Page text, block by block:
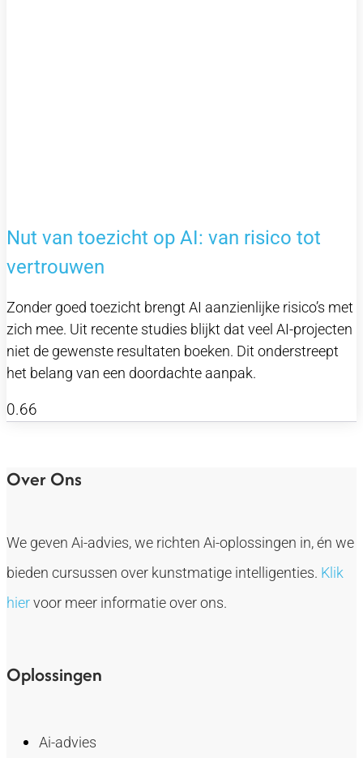
Nut van toezicht op AI: van risico tot
vertrouwen​
Zonder goed toezicht brengt AI aanzienlijke risico’s met
zich mee. Uit recente studies blijkt dat veel AI-projecten
niet de gewenste resultaten boeken. Dit onderstreept
het belang van een doordachte aanpak.
Over Ons
We geven Ai-advies, we richten Ai-oplossingen in, én we
bieden cursussen over kunstmatige intelligenties. Klik
hiervoor meer informatie over ons.
Oplossingen
Ai-advies